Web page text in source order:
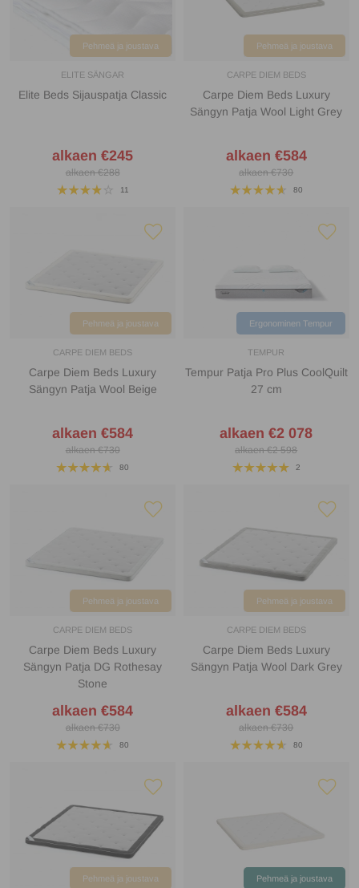
Pehmeä ja joustava
ELITE SÄNGAR
Elite Beds Sijauspatja Classic
alkaen €245
alkaen €288
11
Pehmeä ja joustava
CARPE DIEM BEDS
Carpe Diem Beds Luxury
Sängyn Patja Wool Light Grey
alkaen €584
alkaen €730
80
Pehmeä ja joustava
CARPE DIEM BEDS
Carpe Diem Beds Luxury
Sängyn Patja Wool Beige
alkaen €584
alkaen €730
80
Ergonominen Tempur
TEMPUR
Tempur Patja Pro Plus CoolQuilt
27 cm
alkaen €2 078
alkaen €2 598
2
Pehmeä ja joustava
CARPE DIEM BEDS
Carpe Diem Beds Luxury
Sängyn Patja DG Rothesay
Stone
alkaen €584
alkaen €730
80
Pehmeä ja joustava
CARPE DIEM BEDS
Carpe Diem Beds Luxury
Sängyn Patja Wool Dark Grey
alkaen €584
alkaen €730
80
Pehmeä ja joustava Pehmeä ja joustava